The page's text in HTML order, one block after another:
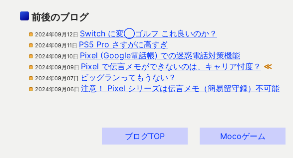
前後のブログ
2024年09月12日 Switch に変◯ゴルフ これ良いのか？
2024年09月11日 PS5 Pro さすがに高すぎ
2024年09月10日 Pixel (Google電話帳) での迷惑電話対策機能
2024年09月09日 Pixel で伝言メモができないのは、キャリア忖度？ ≪
2024年09月07日 ビッグランってもうない？
2024年09月06日 注意！ Pixel シリーズは伝言メモ（簡易留守録）不可能
ブログTOP Mocoゲーム